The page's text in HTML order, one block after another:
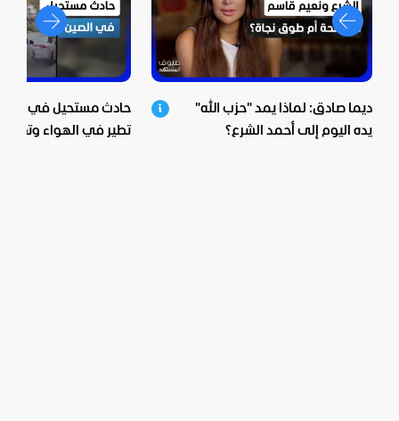
ديما صادق: لماذا يمد "حزب الله"
يده اليوم إلى أحمد الشرع؟
حادث مستحيل في
تطير في الهواء